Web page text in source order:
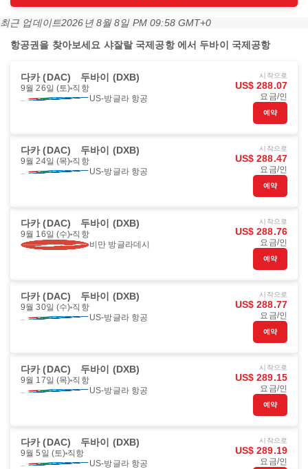
최근 업데이트2026년 8월 8일 PM 09:58 GMT+0
항공권을 찾아보세요 샤잘랄 국제공항 에서 두바이 국제공항
다카 (DAC) 두바이 (DXB)
9월 26일 (토) 직항
US-방글라 항공
시작으로
US$ 288.07
요금/인
예약
다카 (DAC) 두바이 (DXB)
9월 24일 (목) 직항
US-방글라 항공
시작으로
US$ 288.47
요금/인
예약
다카 (DAC) 두바이 (DXB)
9월 16일 (수) 직항
비만 방글라데시
시작으로
US$ 288.76
요금/인
예약
다카 (DAC) 두바이 (DXB)
9월 30일 (수) 직항
US-방글라 항공
시작으로
US$ 288.77
요금/인
예약
다카 (DAC) 두바이 (DXB)
9월 17일 (목) 직항
US-방글라 항공
시작으로
US$ 289.15
요금/인
예약
다카 (DAC) 두바이 (DXB)
9월 5일 (토) 직항
US-방글라 항공
시작으로
US$ 289.19
요금/인